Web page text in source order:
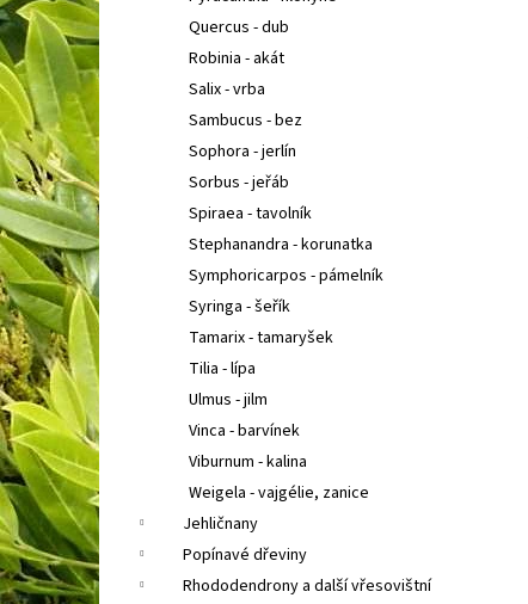
Quercus - dub
Robinia - akát
Salix - vrba
Sambucus - bez
Sophora - jerlín
Sorbus - jeřáb
Spiraea - tavolník
Stephanandra - korunatka
Symphoricarpos - pámelník
Syringa - šeřík
Tamarix - tamaryšek
Tilia - lípa
Ulmus - jilm
Vinca - barvínek
Viburnum - kalina
Weigela - vajgélie, zanice
Jehličnany
Popínavé dřeviny
Rhododendrony a další vřesovištní